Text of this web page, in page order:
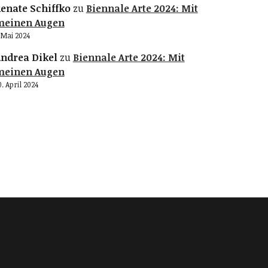
Schiffkozu Biennale Arte 2024: Mit
Augen
Mai 2024
Dikelzu Biennale Arte 2024: Mit
Augen
April 2024